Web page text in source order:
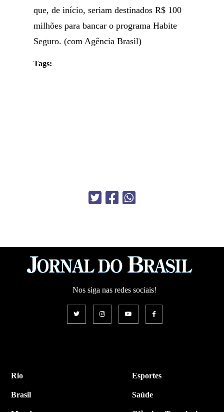
que, de início, seriam destinados R$ 100
milhões para bancar o programa Habite
Seguro. (com Agência Brasil)
Tags:
Nos siga nas redes sociais!
Rio
Brasil
Esportes
Saúde